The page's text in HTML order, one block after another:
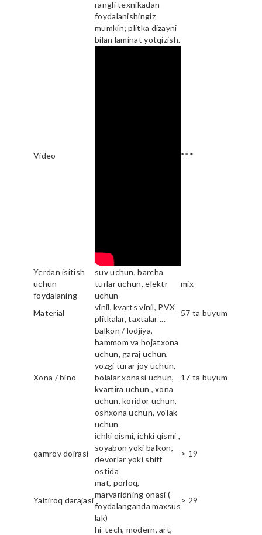
rangli texnikadan
foydalanishingiz
mumkin; plitka dizayni
bilan laminat yotqizish.
Video ***
Yerdan isitish
uchun
foydalaning
suv uchun, barcha
turlar uchun, elektr
uchun
mix
Material
vinil, kvarts vinil, PVX
plitkalar, taxtalar ...
57 ta buyum
Xona / bino
balkon / lodjiya,
hammom va hojatxona
uchun, garaj uchun,
yozgi turar joy uchun,
bolalar xonasi uchun,
kvartira uchun , xona
uchun, koridor uchun,
oshxona uchun, yo'lak
uchun
17 ta buyum
qamrov doirasi
ichki qismi, ichki qismi ,
soyabon yoki balkon,
devorlar yoki shift
ostida
> 19
Yaltiroq darajasi
mat, porloq,
marvaridning onasi (
foydalanganda maxsus
lak)
> 29
hi-tech, modern, art,